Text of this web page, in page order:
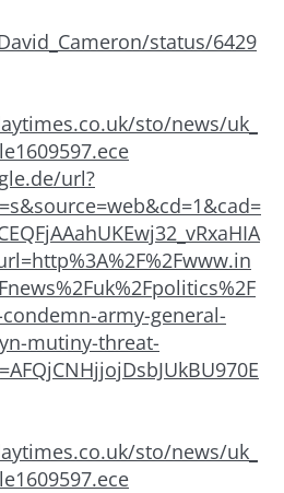
status/6429
sto/news/uk_
url?
army-general-
mutiny-threat-
sto/news/uk_